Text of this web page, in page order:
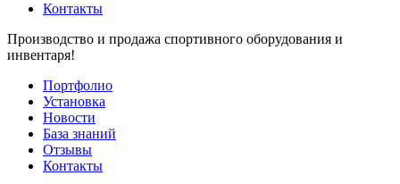
Контакты
Производство и продажа спортивного оборудования и
инвентаря!
Портфолио
Установка
Новости
База знаний
Отзывы
Контакты